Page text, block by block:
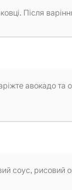
Після
авокадо та
соус, рисовий